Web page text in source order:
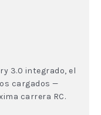
3.0 integrado, el
cargados —
carrera RC.